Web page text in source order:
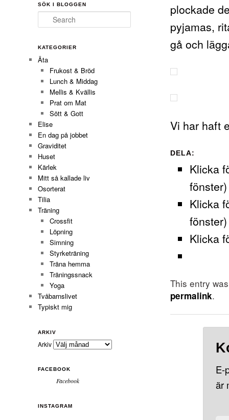
plockade
pyjamas,
gå och
Vi har haft
DELA:
Klicka
fönster)
Klicka
fönster)
Klicka
This entry
permalink.
E-
är
SÖK I BLOGGEN
Search
KATEGORIER
Äta
Frukost & Bröd
Lunch & Middag
Mellis & Kvällis
Prat om Mat
Sött & Gott
Elise
En dag på jobbet
Graviditet
Huset
Kärlek
Mitt så kallade liv
Osorterat
Tilia
Träning
Crossfit
Löpning
Simning
Styrketräning
Träna hemma
Träningssnack
Yoga
Tvåbarnslivet
Typiskt mig
ARKIV
Arkiv
FACEBOOK
Facebook
INSTAGRAM